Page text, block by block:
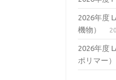
2026年度
機物）
2026年度
ポリマー）